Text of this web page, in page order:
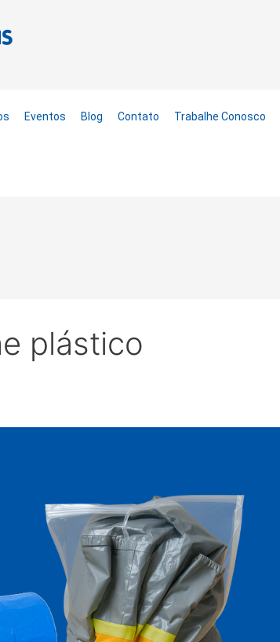
Eventos Blog Contato Trabalhe Conosco
plástico